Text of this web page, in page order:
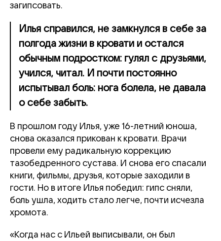
загипсовать.
Илья справился, не замкнулся в себе за
полгода жизни в кровати и остался
обычным подростком: гулял с друзьями,
учился, читал. И почти постоянно
испытывал боль: нога болела, не давала
о себе забыть.
В прошлом году Илья, уже 16-летний юноша,
снова оказался прикован к кровати. Врачи
провели ему радикальную коррекцию
тазобедренного сустава. И снова его спасали
книги, фильмы, друзья, которые заходили в
гости. Но в итоге Илья победил: гипс сняли,
боль ушла, ходить стало легче, почти исчезла
хромота.
«Когда нас с Ильей выписывали, он был